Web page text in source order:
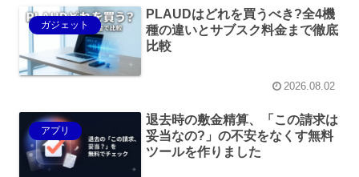
ガジェット
PLAUDはどれを買うべき?全4機
種の違いとサブスク料金まで徹底
比較
2026.08.02
アプリ
退去時の敷金精算、「この請求は
妥当なの?」の不安をなくす無料
ツールを作りました